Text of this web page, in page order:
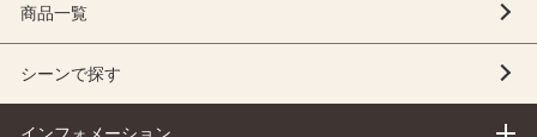
商品一覧
シーンで探す
インフォメーション